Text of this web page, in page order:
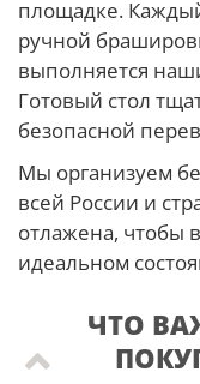
площадке.
ручной
выполняется
Готовый стол
безопасной
Мы организуем
всей России и
отлажена, чтобы
идеальном
ЧТО